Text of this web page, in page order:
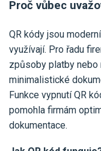
Pro
Pro
Proč vůbec
QR kódy jsou
využívají. Pro řadu
způsoby platby
minimalistické
Funkce vypnutí QR
pomohla firmám
dokumentace.